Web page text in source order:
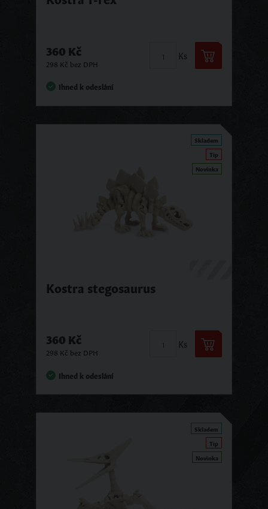
360 Kč
298 Kč bez DPH
Ks
Ihned k odeslání
Skladem
Tip
Novinka
Kostra stegosaurus
360 Kč
298 Kč bez DPH
Ks
Ihned k odeslání
Skladem
Tip
Novinka